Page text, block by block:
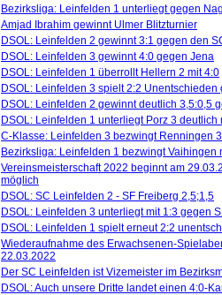
Bezirksliga: Leinfelden 1 unterliegt gegen
Amjad Ibrahim gewinnt Ulmer Blitzturnier
DSOL: Leinfelden 2 gewinnt 3:1 gegen den
DSOL: Leinfelden 3 gewinnt 4:0 gegen Jena
DSOL: Leinfelden 1 überrollt Hellern 2 mit 4:0
DSOL: Leinfelden 3 spielt 2:2 Unentschieden
DSOL: Leinfelden 2 gewinnt deutlich 3,5:0,5
DSOL: Leinfelden 1 unterliegt Porz 3 deutlich
C-Klasse: Leinfelden 3 bezwingt Renningen
Bezirksliga: Leinfelden 1 bezwingt Vaihingen
Vereinsmeisterschaft 2022 beginnt am
möglich
DSOL: SC Leinfelden 2 - SF Freiberg 2,5;1,5
DSOL: Leinfelden 3 unterliegt mit 1:3 gegen
DSOL: Leinfelden 1 spielt erneut 2:2
Wiederaufnahme des Erwachsenen-
22.03.2022
Der SC Leinfelden ist Vizemeister im
DSOL: Auch unsere Dritte landet einen 4:0-